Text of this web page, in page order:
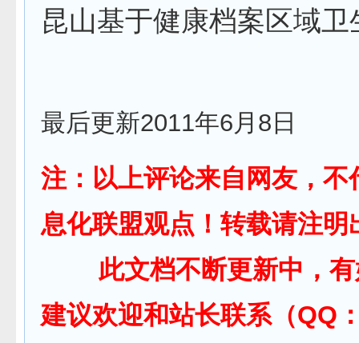
昆山基于健康档案区域
最后更新2011年6月8日
注： 以上评论来自网友，不
息化联盟观点！转载请注明
此文档不断更新中，有
建议欢迎和站长联系（QQ